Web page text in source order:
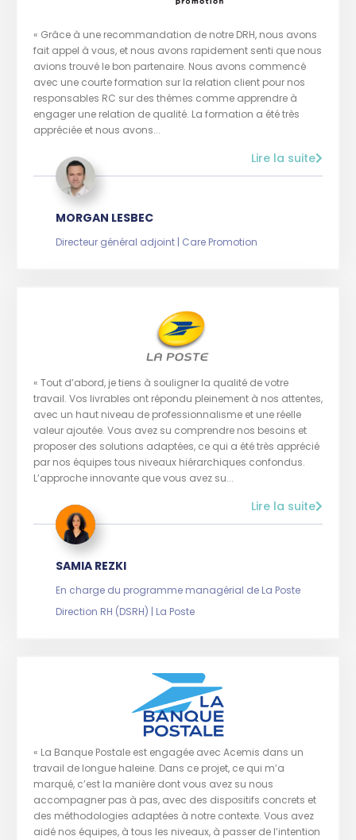
« Grâce à une recommandation de notre DRH, nous avons
fait appel à vous, et nous avons rapidement senti que nous
avions trouvé le bon partenaire. Nous avons commencé
avec une courte formation sur la relation client pour nos
responsables RC sur des thèmes comme apprendre à
engager une relation de qualité. La formation a été très
appréciée et nous avons...
Lire la suite
MORGAN LESBEC
Directeur général adjoint | Care Promotion
« Tout d’abord, je tiens à souligner la qualité de votre
travail. Vos livrables ont répondu pleinement à nos attentes,
avec un haut niveau de professionnalisme et une réelle
valeur ajoutée. Vous avez su comprendre nos besoins et
proposer des solutions adaptées, ce qui a été très apprécié
par nos équipes tous niveaux hiérarchiques confondus.
L’approche innovante que vous avez su...
Lire la suite
SAMIA REZKI
En charge du programme managérial de La Poste
Direction RH (DSRH) | La Poste
« La Banque Postale est engagée avec Acemis dans un
travail de longue haleine. Dans ce projet, ce qui m’a
marqué, c’est la manière dont vous avez su nous
accompagner pas à pas, avec des dispositifs concrets et
des méthodologies adaptées à notre contexte. Vous avez
aidé nos équipes, à tous les niveaux, à passer de l’intention